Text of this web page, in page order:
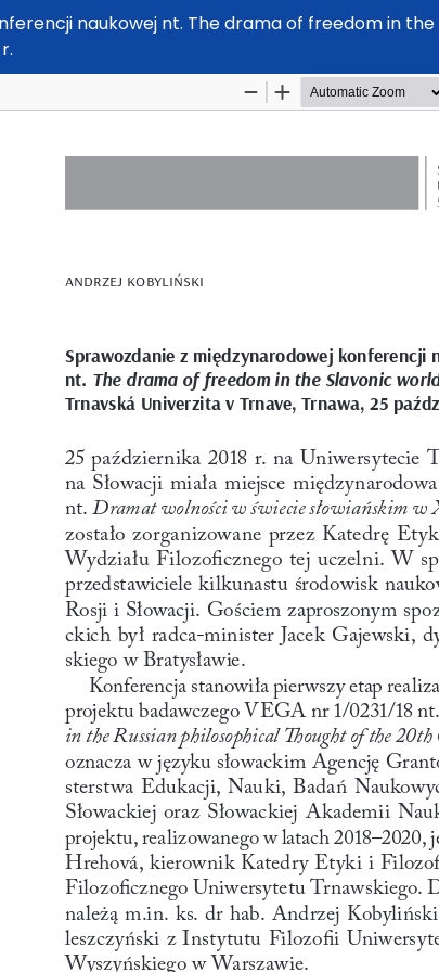
naukowej nt. The drama of freedom in